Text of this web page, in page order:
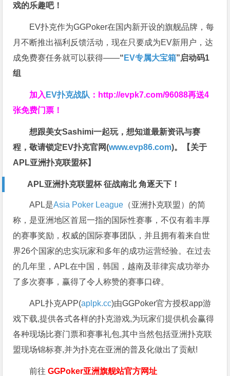
戏的乐趣吧！
EV扑克作为GGPoker在国内新开设的旗舰品牌，每
月不断推出福利反馈活动，现在只要成为EV新用户，达
成免费赛任务就可以获得——“ EV专属大宝箱”启动码1
组
加入 EV扑克战队 ： http://evpk7.com/96088再送4
张免费门票！
想跟美女Sashimi一起玩，想知道最新资讯与赛
程，敬请锁定EV扑克官网(www.evp86.com)。
【关于
APL亚洲扑克联盟杯】
APL亚洲扑克联盟杯 征战南北 角逐天下！
APL是Asia Poker League （亚洲扑克联盟）的简
称，是亚洲地区首屈一指的国际性赛事，不仅有着丰厚
的赛事奖励，权威的国际赛事团队，并且拥有着来自世
界26个国家的忠实玩家和多年的成功运营经验。在过去
的几年里，APL在中国，韩国，越南及菲律宾成功举办
了多次赛事，赢得了令人称赞的赛事口碑。
APL扑克APP(aplpk.cc)由GGPoker官方授权app游
戏下载,提供各式各样的扑克游戏,为玩家们提供机会赢得
各种现场比赛门票和赛事礼包,其中当然包括亚洲扑克联
盟现场锦标赛,并为扑克在亚洲的普及化做出了贡献!
前往GGPoker亚洲旗舰站官方网址